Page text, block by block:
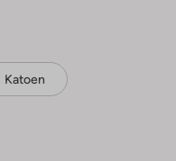
Katoen